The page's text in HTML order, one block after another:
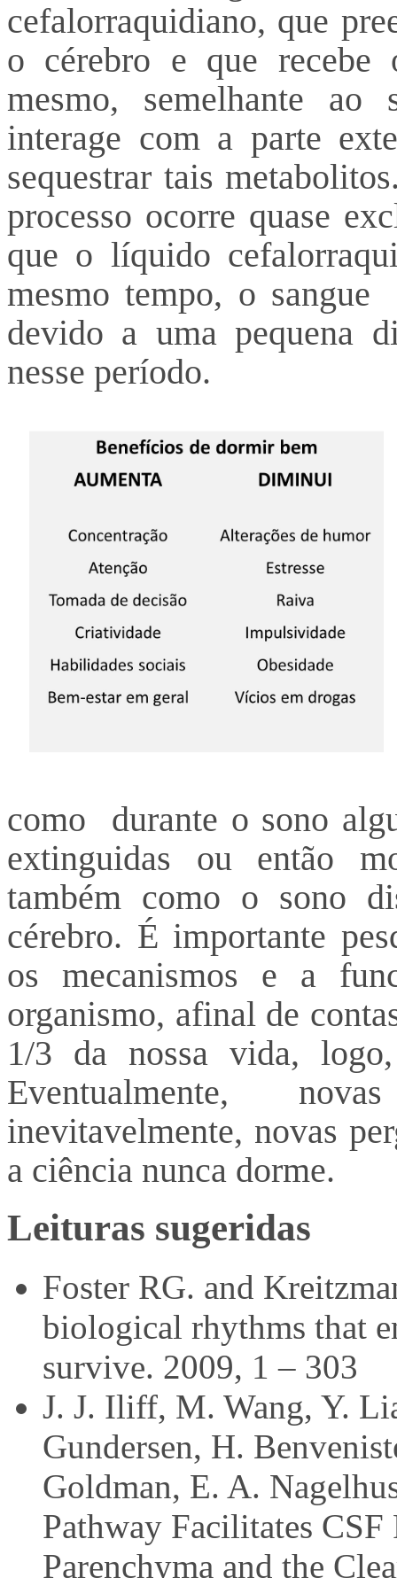
cefalorraquidiano, que
o cérebro e que recebe
mesmo, semelhante
interage com a parte
sequestrar tais
processo ocorre quase
que o líquido
mesmo tempo, o
devido a uma pequena
nesse período.
como durante o sono
extinguidas ou então
também como o sono
cérebro. É importante
os mecanismos e a
organismo, afinal de
1/3 da nossa vida,
Eventualmente,
inevitavelmente, novas
a ciência nunca dorme.
Leituras sugeridas
Foster RG. and
biological rhythms that
survive. 2009, 1 – 303
J. J. Iliff, M. Wang, Y.
Gundersen, H.
Goldman, E. A.
Pathway Facilitates
Parenchyma and the